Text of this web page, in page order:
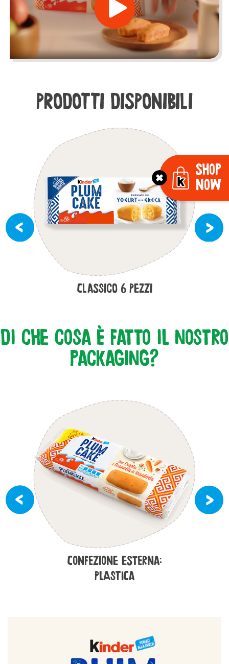
PRODOTTI DISPONIBILI
Classico 6 pezzi
Di che cosa è fatto il nostro
packaging?
CONFEZIONE ESTERNA:
PLASTICA
Shop
Now